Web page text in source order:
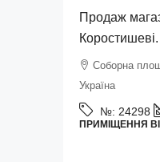
Продаж
Коростишеві.
Соборна
Україна
№: 24298
ПРИМІЩЕННЯ